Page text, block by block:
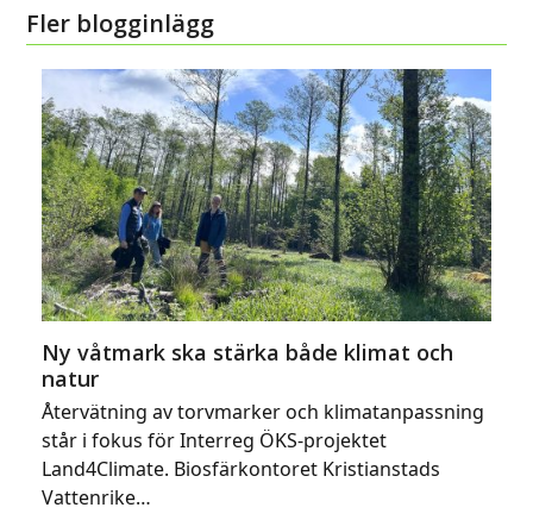
Fler blogginlägg
Ny våtmark ska stärka både klimat och
natur
Återvätning av torvmarker och klimatanpassning
står i fokus för Interreg ÖKS-projektet
Land4Climate. Biosfärkontoret Kristianstads
Vattenrike…